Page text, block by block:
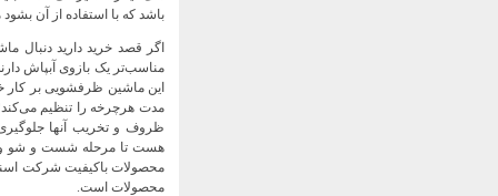
باشد که با استفاده از آن
اگر قصد خرید دارید دنبال
مناسب‌تر یک بازوی آبپاش
این ماشین ظرفشویی بر
مدت هرچرخه را تنظیم
ظروف و تخریب آنها
محصولات باکیفیت شرکت
محصولات است.